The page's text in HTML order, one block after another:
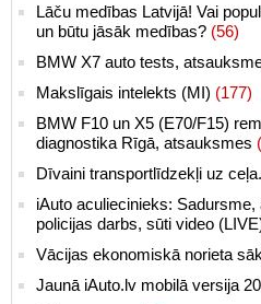
Lāču medības Latvijā! Vai
un būtu jāsāk medības? (56)
BMW X7 auto tests,
Makslīgais intelekts (MI) (177)
BMW F10 un X5 (E70/F15)
diagnostika Rīgā, atsauksmes
Dīvaini transportlīdzekļi uz ceļa.
iAuto aculiecinieks:
policijas darbs, sūti video
Vācijas ekonomiskā norieta
Jaunā iAuto.lv mobilā versija